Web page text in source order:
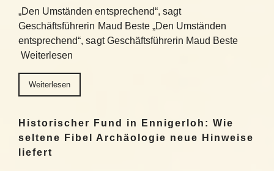
„Den Umständen entsprechend“, sagt
Geschäftsführerin Maud Beste „Den Umständen
entsprechend“, sagt Geschäftsführerin Maud Beste
Weiterlesen
Weiterlesen
Historischer Fund in Ennigerloh: Wie
seltene Fibel Archäologie neue Hinweise
liefert